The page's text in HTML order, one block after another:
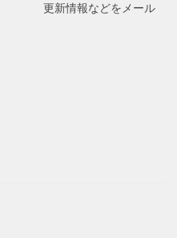
更新情報などをメール